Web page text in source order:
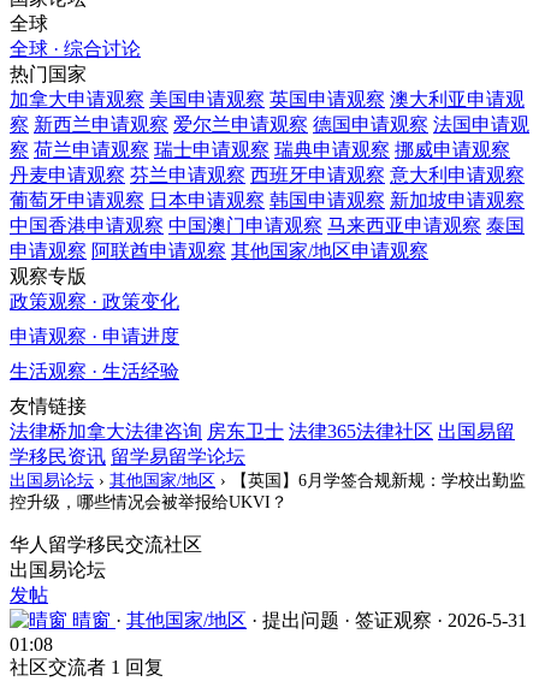
全球
全球 · 综合讨论
热门国家
加拿大申请观察 美国申请观察 英国申请观察 澳大利亚申请观
察 新西兰申请观察 爱尔兰申请观察 德国申请观察 法国申请观
察 荷兰申请观察 瑞士申请观察 瑞典申请观察 挪威申请观察
丹麦申请观察 芬兰申请观察 西班牙申请观察 意大利 申请观察
葡萄牙申请观察 日本申请观察 韩国申请观察 新加坡申请观察
中国香港申请观察 中国澳门申请观察 马来西亚申请观察 泰国
申请观察 阿联酋申请观察 其他国家/地区申请观察
观察专版
政策观察 · 政策变化
申请观察 · 申请进度
生活观察 · 生活经验
友情链接
法律桥加拿大法律咨询 房东卫士 法律365法律社区 出国易留
学移民资讯 留学易留学论坛
出国易论坛 › 其他国家/地区 ›
【英国】6月学签合规新规：学校出勤监
控升级，哪些情况会被举报给UKVI？
华人留学移民交流社区
出国易论坛
发帖
晴窗 · 其他国家/地区 · 提出问题 · 签证观察 · 2026-5-31
01:08
社区交流者 1 回复